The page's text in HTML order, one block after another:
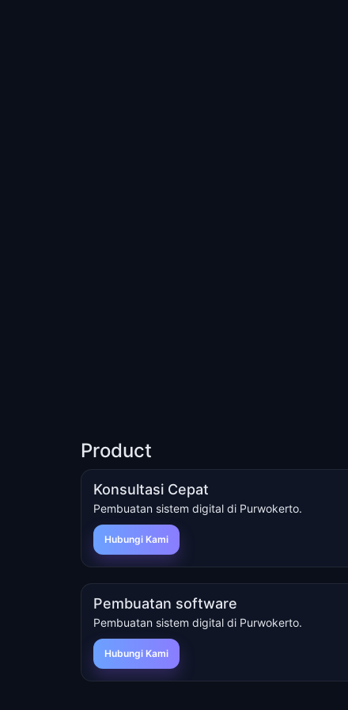
Product
Konsultasi Cepat
Pembuatan sistem digital di Purwokerto.
Hubungi Kami
Pembuatan software
Pembuatan sistem digital di Purwokerto.
Hubungi Kami